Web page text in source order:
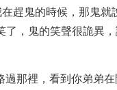
趕鬼的時候，那鬼就
了，鬼的笑聲很詭異，
過那裡，看到你弟弟